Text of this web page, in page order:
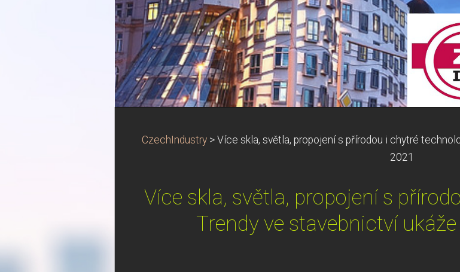
CzechIndustry > Více skla, světla, propojení s přírodou i chytré
2021
Více skla, světla, propojení s
Trendy ve stavebnictví ukáže